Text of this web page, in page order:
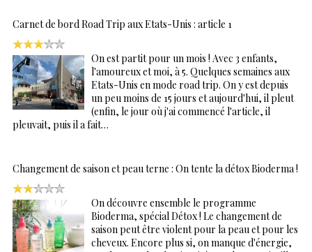
Carnet de bord Road Trip aux Etats-Unis : article 1
On est partit pour un mois ! Avec 3 enfants,
l'amoureux et moi, à 5. Quelques semaines aux
Etats-Unis en mode road trip. On y est depuis
un peu moins de 15 jours et aujourd'hui, il pleut
(enfin, le jour où j'ai commencé l'article, il
pleuvait, puis il a fait…
Changement de saison et peau terne : On tente la détox Bioderma !
On découvre ensemble le programme
Bioderma, spécial Détox ! Le changement de
saison peut être violent pour la peau et pour les
cheveux. Encore plus si, on manque d'énergie,